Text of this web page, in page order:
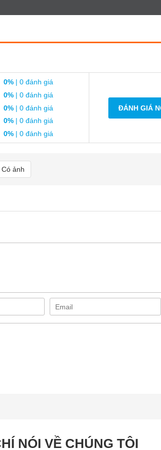
để kiểm tra?
0%| 0 đánh giá
0%| 0 đánh giá
0%| 0 đánh giá
0%| 0 đánh giá
0%| 0 đánh giá
ĐÁNH GIÁ
Có ảnh
NÓI VỀ CHÚNG TÔI